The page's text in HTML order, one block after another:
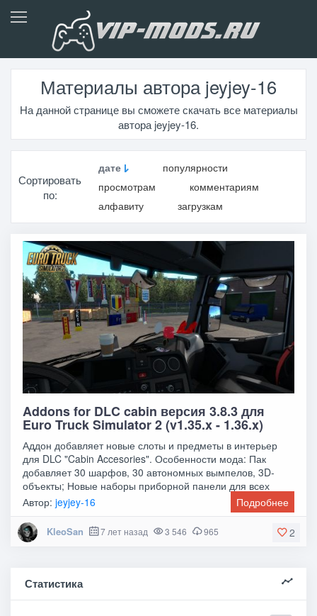
Материалы автора jeyjey-16
На данной странице вы сможете скачать все материалы
автора jeyjey-16.
Сортировать
по:
дате
популярности
просмотрам
комментариям
алфавиту
загрузкам
Addons for DLC cabin версия 3.8.3 для
Euro Truck Simulator 2 (v1.35.x - 1.36.x)
Аддон добавляет новые слоты и предметы в интерьер
для DLC "Cabin Accesories". Особенности мода: Пак
добавляет 30 шарфов, 30 автономных вымпелов, 3D-
объекты; Новые наборы приборной панели для всех
Автор:jeyjey-16 Подробнее
2
KleoSan 7 лет назад 3 546 965
Статистика